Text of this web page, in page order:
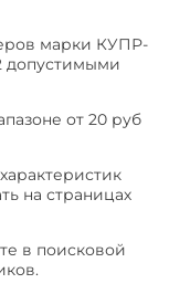
марки КУПР-
допустимыми
от 20 руб
на страницах
в поисковой